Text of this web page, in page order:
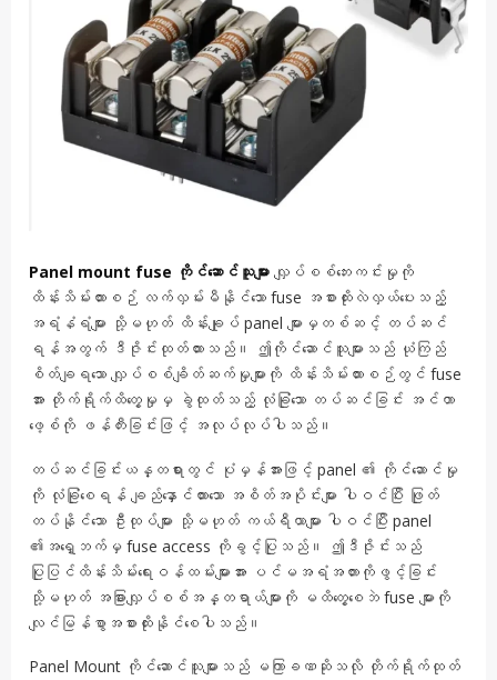
Panel mount fuse ကိုင်ဆောင်သူများ လျှပ်စစ်ဘေးကင်းမှုကို
ထိန်းသိမ်းထားစဉ် လက်လှမ်းမီနိုင်သော fuse အစားထိုးလဲလှယ်ပေးသည့်
အရံနံရံများ သို့မဟုတ် ထိန်းချုပ် panel များမှတစ်ဆင့် တပ်ဆင်
ရန်အတွက် ဒီဇိုင်းထုတ်ထားသည်။ ဤကိုင်ဆောင်သူများသည် ယုံကြည်
စိတ်ချရသော လျှပ်စစ်ချိတ်ဆက်မှုများကို ထိန်းသိမ်းထားစဉ်တွင် fuse
အား တိုက်ရိုက်ထိတွေ့မှုမှ ခွဲထုတ်သည့် လုံခြုံသော တပ်ဆင်ခြင်း အင်တာ
ဖေ့စ်ကို ဖန်တီးခြင်းဖြင့် အလုပ်လုပ်ပါသည်။
တပ်ဆင်ခြင်းယန္တရားတွင် ပုံမှန်အားဖြင့် panel ၏ ကိုင်ဆောင်မှု
ကို လုံခြုံစေရန် ချည်နှောင်ထားသော အစိတ်အပိုင်းများ ပါဝင်ပြီး ဖြုတ်
တပ်နိုင်သော ဦးထုပ်များ သို့မဟုတ် ကယ်ရီယာများ ပါဝင်ပြီး panel
၏အရှေ့ဘက်မှ fuse access ကိုခွင့်ပြုသည်။ ဤဒီဇိုင်းသည်
ပြုပြင်ထိန်းသိမ်းရေးဝန်ထမ်းများအား ပင်မအရံအတားကိုဖွင့်ခြင်း
သို့မဟုတ် အခြားလျှပ်စစ်အန္တရာယ်များကို မထိတွေ့စေဘဲ fuse များကို
လျင်မြန်စွာအစားထိုးနိုင်စေပါသည်။
Panel Mount ကိုင်ဆောင်သူများသည် မကြာခဏဆိုသလို တိုက်ရိုက်ထုတ်